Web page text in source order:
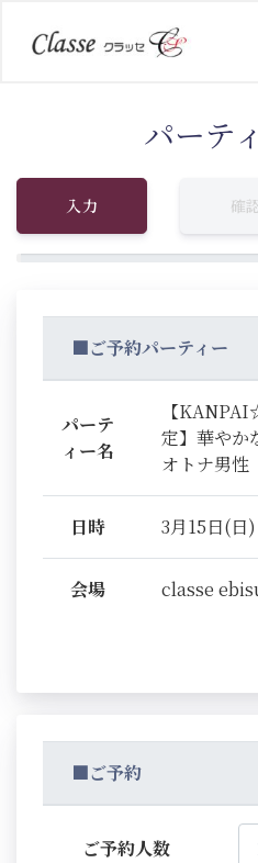
パーテ
入力 確
■ご予約パーティー
パーテ
ィー名
【
定】華やか
オトナ男性
日時 3月15日(日
会場 classe
■ご予約
ご予約人数